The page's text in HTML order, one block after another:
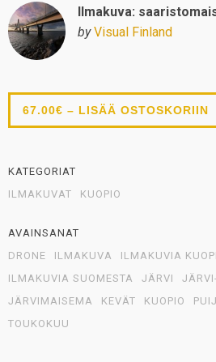
Ilmakuva:
by Visual Finland
67.00€ – LISÄÄ OSTOSKORIIN
KATEGORIAT
ILMAKUVAT
KUOPIO
AVAINSANAT
DRONE
ILMAKUVA
ILMAKUVIA
ILMAKUVIA SUOMESTA
JÄRVI
JÄRVIMAISEMA
KEVÄT KUOPIO
TOUKOKUU